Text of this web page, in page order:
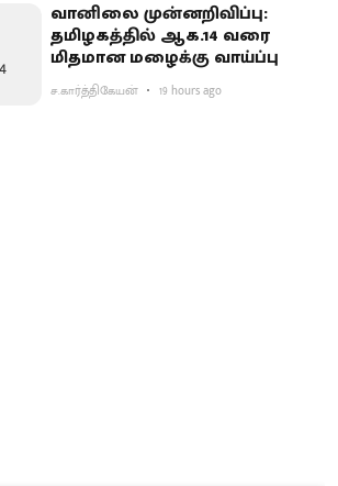
வானிலை முன்னறிவிப்பு:
தமிழகத்தில் ஆக.14 வரை
மிதமான மழைக்கு வாய்ப்பு
ச.கார்த்திகேயன் 19 hours ago